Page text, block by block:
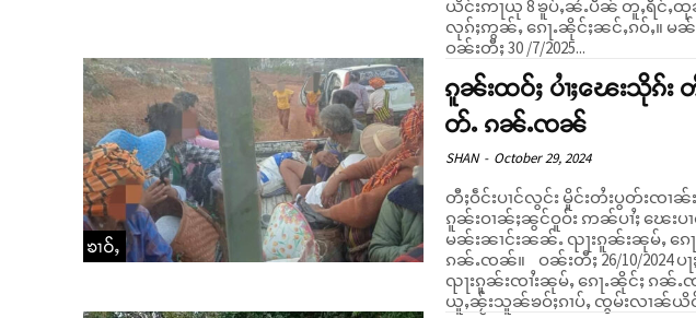
ယိင်းဢႃယု 8 ၶူပ်ႇၼႆႉပဵၼ် တူႇရဵင်ႇထု
လုၵ်ႈဢွၼ်ႇ ၵေႃႉၼိုင်ႈၼင်ႇၵဝ်ႇ။
ဝၼ်းတီႈ 30 /7/2025...
ၶၢဝ်ႇ
ၵူၼ်းထဝ်ႈ ပၢႆႈၽေးသိုၵ်း
တ်ႉ ၵၼ်ႉၸၼ်
SHAN - October 29, 2024
တီႈဝဵင်းပၢင်လွင်း မိူင်းတႆးပွတ်းၸၢ
ၵူၼ်းဝၢၼ်ႈၼွင်ဝူဝ်း ဢၼ်ပၢႆႈ ၽေးပ
မၼ်းၼၢင်းၼၼ်ႉ ၺႃးၵူၼ်းၼုမ်ႇ ၵ
ၵၼ်ႉၸၼ်။ ဝၼ်းတီႈ 26/10/2024 ပႃႈဝုၼ်း (ပဵၼ်ၸၢဝ်းပဢူဝ်း)
ၺႃးၵူၼ်းၸၢႆးၼုမ်ႇ ၵေႃႉၼိုင်ႈ ၵ
ယူႇၼႂ်းသူၼ်ၶဝ်ႈၵၢပ်ႇ ၸွမ်းလၢၼ်ယိ